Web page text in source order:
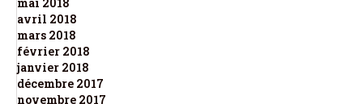
avril 2018
mars 2018
février 2018
janvier 2018
décembre 2017
novembre 2017